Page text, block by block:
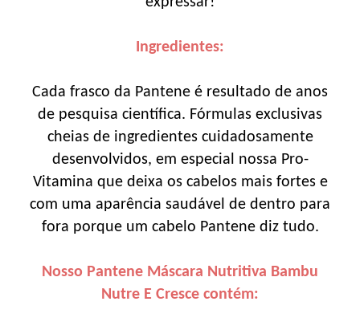
Ingredientes:
Cada frasco da Pantene é resultado de anos
de pesquisa científica. Fórmulas exclusivas
cheias de ingredientes cuidadosamente
desenvolvidos, em especial nossa Pro-
Vitamina que deixa os cabelos mais fortes e
com uma aparência saudável de dentro para
fora porque um cabelo Pantene diz tudo.
Nosso Pantene Máscara Nutritiva Bambu
Nutre E Cresce contém: